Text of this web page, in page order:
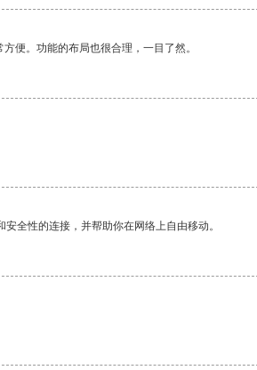
便。功能的布局也很合理，一目了然。
全性的连接，并帮助你在网络上自由移动。